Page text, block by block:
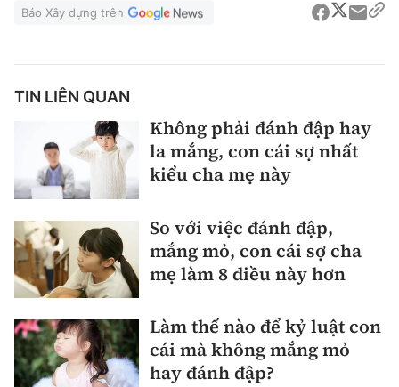
Báo Xây dựng trên
TIN LIÊN QUAN
Không phải đánh đập hay
la mắng, con cái sợ nhất
kiểu cha mẹ này
So với việc đánh đập,
mắng mỏ, con cái sợ cha
mẹ làm 8 điều này hơn
Làm thế nào để kỷ luật con
cái mà không mắng mỏ
hay đánh đập?